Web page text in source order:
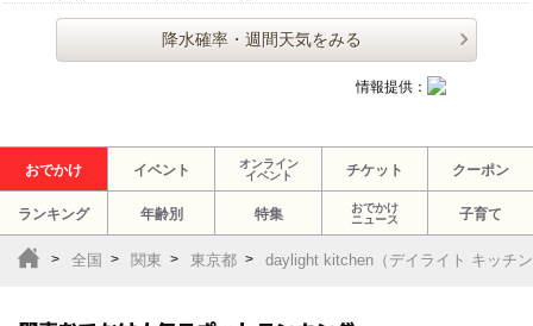
降水確率・週間天気をみる
情報提供：
おでかけ イベント
オンライン
イベント
チケット クーポン
ランキング 年齢別 特集
おでかけ
ニュース
子育て
全国 関東 東京都 daylight kitchen（デイライト キッチ